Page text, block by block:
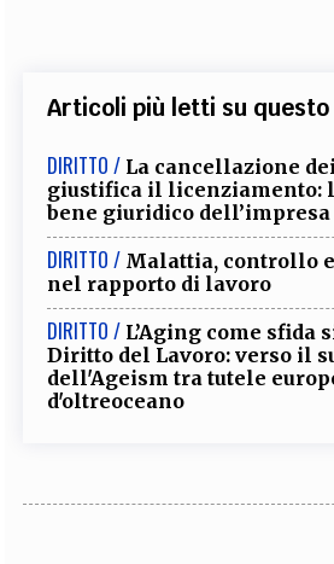
Articoli più letti su
DIRITTO / La cancellazione
giustifica il licenziamento:
bene giuridico dell’impresa
DIRITTO / Malattia, controllo
nel rapporto di lavoro
DIRITTO / L’Aging come sfida
Diritto del Lavoro: verso il
dell'Ageism tra tutele
d'oltreoceano